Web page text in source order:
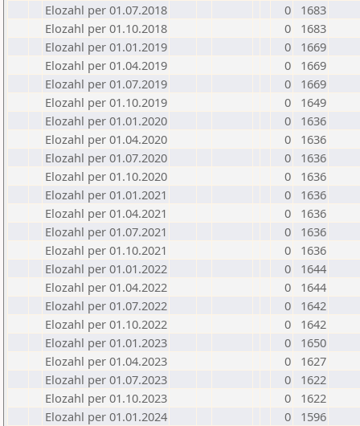
Elozahl per 01.07.2018
0
1683
Elozahl per 01.10.2018
0
1683
Elozahl per 01.01.2019
0
1669
Elozahl per 01.04.2019
0
1669
Elozahl per 01.07.2019
0
1669
Elozahl per 01.10.2019
0
1649
Elozahl per 01.01.2020
0
1636
Elozahl per 01.04.2020
0
1636
Elozahl per 01.07.2020
0
1636
Elozahl per 01.10.2020
0
1636
Elozahl per 01.01.2021
0
1636
Elozahl per 01.04.2021
0
1636
Elozahl per 01.07.2021
0
1636
Elozahl per 01.10.2021
0
1636
Elozahl per 01.01.2022
0
1644
Elozahl per 01.04.2022
0
1644
Elozahl per 01.07.2022
0
1642
Elozahl per 01.10.2022
0
1642
Elozahl per 01.01.2023
0
1650
Elozahl per 01.04.2023
0
1627
Elozahl per 01.07.2023
0
1622
Elozahl per 01.10.2023
0
1622
Elozahl per 01.01.2024
0
1596